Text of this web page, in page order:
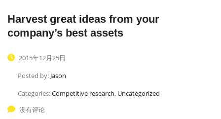
Harvest great ideas from your
company’s best assets
2015年12月25日
Posted by: Jason
Categories:Competitive research, Uncategorized
没有评论